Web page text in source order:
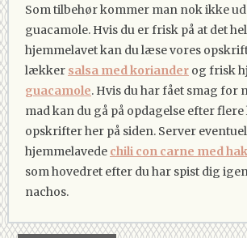
Som tilbehør kommer man nok ikke
guacamole. Hvis du er frisk på at det
hjemmelavet kan du læse vores
lækker salsa med koriander og frisk
guacamole. Hvis du har fået smag for
mad kan du gå på opdagelse efter
opskrifter her på siden. Server
hjemmelavede chili con carne med
som hovedret efter du har spist dig
nachos.